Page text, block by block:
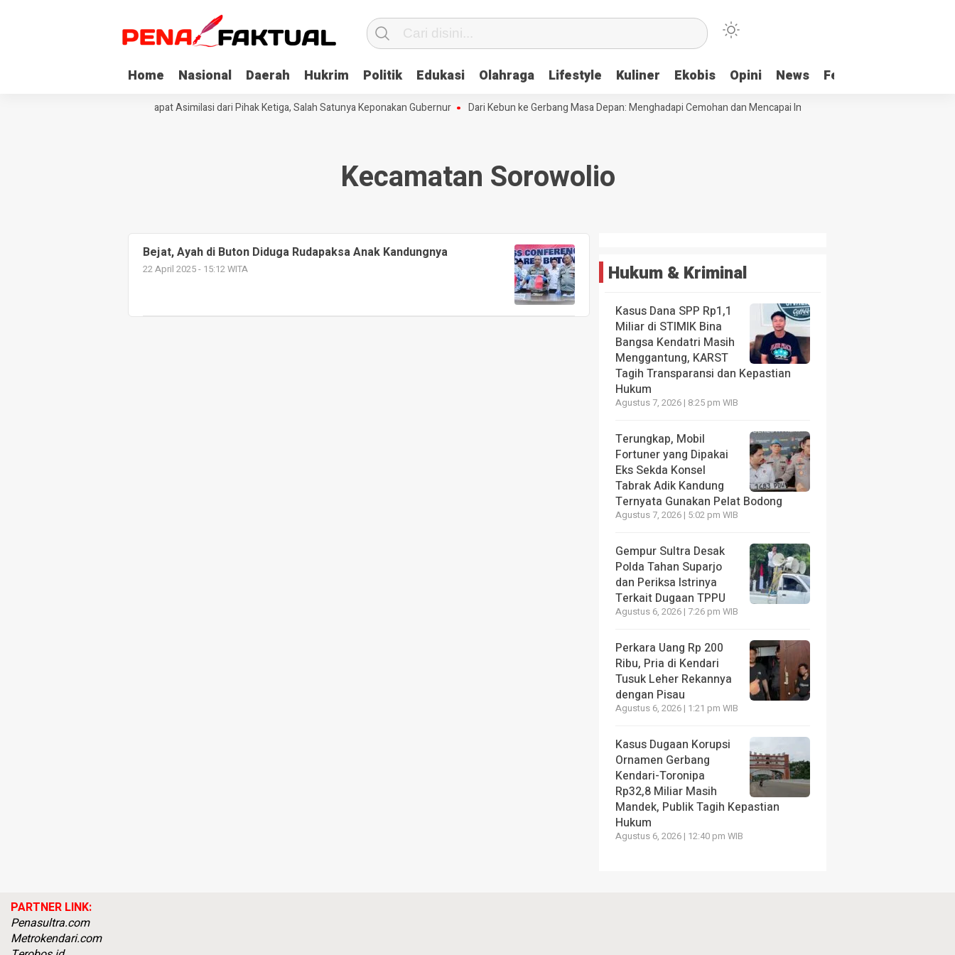
Home Nasional Daerah Hukrim Politik Edukasi Olahraga Lifestyle Kuliner Ekobis Opini News Feature
Tiga Napi Korupsi di Sultra Dapat Asimilasi dari Pihak Ketiga, Salah Satunya Keponakan Gubernur Dari Kebun ke Gerbang Masa Depan: Menghadapi Cemohan dan Mencapai Impian
Kecamatan Sorowolio
Bejat, Ayah di Buton Diduga Rudapaksa Anak Kandungnya
22 April 2025 - 15:12 WITA Hukum & Kriminal
Kasus Dana SPP Rp1,1
Miliar di STIMIK Bina
Bangsa Kendatri Masih
Menggantung, KARST
Tagih Transparansi dan Kepastian
Hukum
Agustus 7, 2026 | 8:25 pm WIB
Terungkap, Mobil
Fortuner yang Dipakai
Eks Sekda Konsel
Tabrak Adik Kandung
Ternyata Gunakan Pelat Bodong
Agustus 7, 2026 | 5:02 pm WIB
Gempur Sultra Desak
Polda Tahan Suparjo
dan Periksa Istrinya
Terkait Dugaan TPPU
Agustus 6, 2026 | 7:26 pm WIB
Perkara Uang Rp 200
Ribu, Pria di Kendari
Tusuk Leher Rekannya
dengan Pisau
Agustus 6, 2026 | 1:21 pm WIB
Kasus Dugaan Korupsi
Ornamen Gerbang
Kendari-Toronipa
Rp32,8 Miliar Masih
Mandek, Publik Tagih Kepastian
Hukum
Agustus 6, 2026 | 12:40 pm WIB
PARTNER LINK:
Penasultra.com
Metrokendari.com